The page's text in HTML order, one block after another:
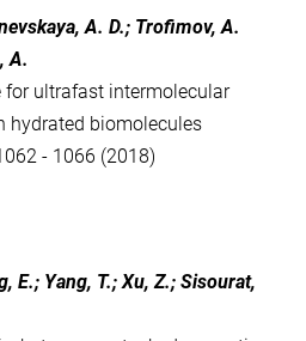
A. D.; Trofimov, A.
A.
for ultrafast intermolecular
hydrated biomolecules
- 1066 (2018)
E.; Yang, T.; Xu, Z.; Sisourat,